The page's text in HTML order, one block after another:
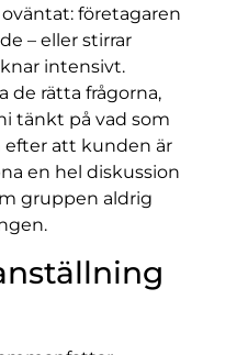
företagaren
– eller stirrar
intensivt.
de rätta frågorna,
tänkt på vad som
att kunden är
en hel diskussion
gruppen aldrig